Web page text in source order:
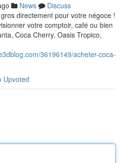
News
Discuss
directement pour votre négoce !
votre comptoir, café ou bien
Coca Cherry, Oasis Tropico,
36196149/acheter-coca-
Upvoted